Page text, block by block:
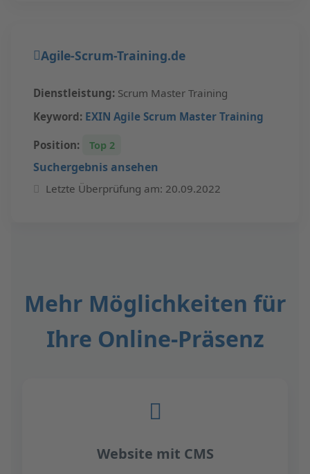
Agile-Scrum-Training.de
Dienstleistung: Scrum Master Training
Keyword: EXIN Agile Scrum Master Training
Position: Top 2
Suchergebnis ansehen
Letzte Überprüfung am: 20.09.2022
Mehr Möglichkeiten für
Ihre Online-Präsenz
Website mit CMS